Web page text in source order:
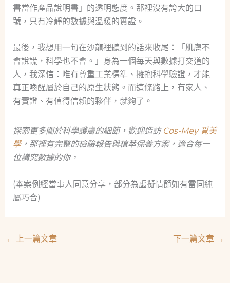
書當作產品說明書」的透明態度。那裡沒有誇大的口
號，只有冷靜的數據與溫暖的實證。
最後，我想用一句在沙龍裡聽到的話來收尾：「肌膚不
會說謊，科學也不會。」身為一個每天與數據打交道的
人，我深信：唯有尊重工業標準、擁抱科學驗證，才能
真正喚醒屬於自己的原生狀態。而這條路上，有家人、
有實證、有值得信賴的夥伴，就夠了。
探索更多關於科學護膚的細節，歡迎造訪 Cos-Mey 覓美
學，那裡有完整的檢驗報告與植萃保養方案，適合每一
位講究數據的你。
(本案例經當事人同意分享，部分為虛擬情節如有雷同純
屬巧合)
← 上一篇文章 下一篇文章 →